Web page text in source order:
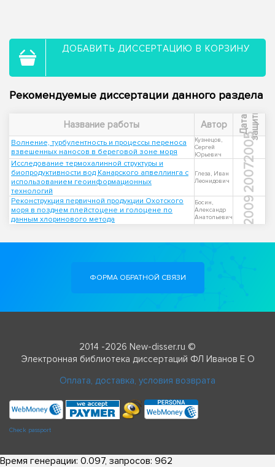
ДОБАВИТЬ ДИССЕРТАЦИЮ В КОРЗИНУ
Рекомендуемые диссертации данного раздела
Название работы Автор Д
а
т
а
з
а
щ
и
ты
Волнение, турбулентность и процессы переноса
взвешенных наносов в береговой зоне моря
Кузнецов,
Сергей
Юрьевич
2005
Исследование термохалинной структуры и
биопродуктивности вод Канарского апвеллинга с
использованием геоинформационных
технологий
Глеза, Иван
Леонидович
2007
Реконструкция первичной продукции Охотского
моря в позднем плейстоцене и голоцене по
данным хлоринового метода
Босин,
Александр
Анатольевич
2009
ФОРМА ОБРАТНОЙ СВЯЗИ
2014 -2026 New-disser.ru ©
Электронная библиотека диссертаций ФЛ Иванов Е О
Оплата, доставка, условия возврата
Check passport
Время генерации: 0.097, запросов: 962